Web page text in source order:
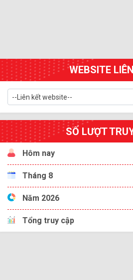
WEBSITE
--Liên kết website--
SỐ LƯỢT
Hôm nay
Tháng 8
Năm 2026
Tổng truy cập